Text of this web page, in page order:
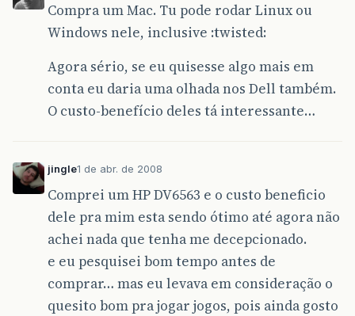
Compra um Mac. Tu pode rodar Linux ou
Windows nele, inclusive :twisted:
Agora sério, se eu quisesse algo mais em
conta eu daria uma olhada nos Dell também.
O custo-benefício deles tá interessante…
jingle1 de abr. de 2008
Comprei um HP DV6563 e o custo beneficio
dele pra mim esta sendo ótimo até agora não
achei nada que tenha me decepcionado.
e eu pesquisei bom tempo antes de
comprar… mas eu levava em consideração o
quesito bom pra jogar jogos, pois ainda gosto